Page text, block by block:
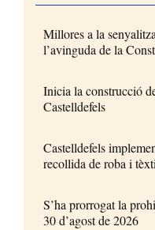
Millores a la
l’avinguda de la
Inicia la construcció
Castelldefels
Castelldefels
recollida de roba i
S’ha prorrogat la
30 d’agost de 2026